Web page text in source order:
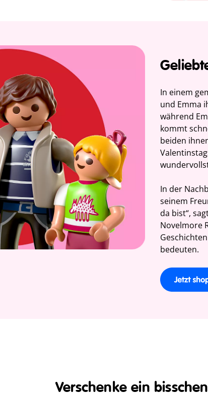
In einem
und Emma
während
kommt
beiden
In der
seinem
da bist“,
Novelmore
bedeuten.
Verschenke ein